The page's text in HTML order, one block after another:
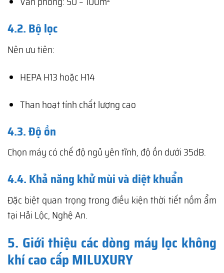
4.2. Bộ lọc
Nên ưu tiên:
HEPA H13 hoặc H14
Than hoạt tính chất lượng cao
4.3. Độ ồn
Chọn máy có chế độ ngủ yên tĩnh, độ ồn dưới 35dB.
4.4. Khả năng khử mùi và diệt khuẩn
Đặc biệt quan trọng trong điều kiện thời tiết nồm ẩm
tại Hải Lộc, Nghệ An.
5. Giới thiệu các dòng máy lọc không
khí cao cấp MILUXURY